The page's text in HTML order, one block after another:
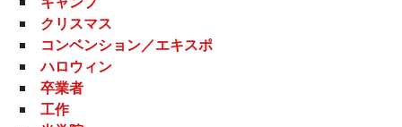
クリスマス
コンベンション／エキスポ
ハロウィン
卒業者
工作